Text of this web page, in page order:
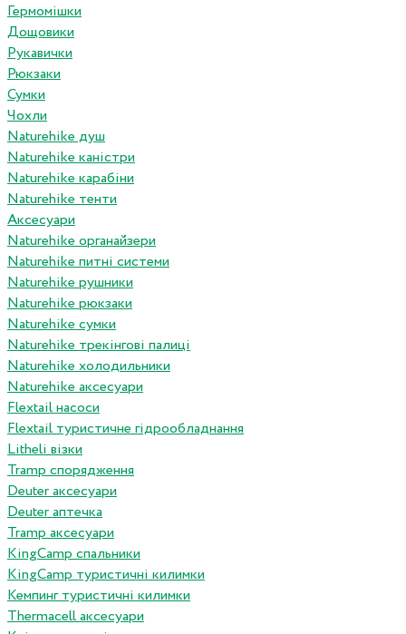
Гермомішки
Дощовики
Рукавички
Рюкзаки
Сумки
Чохли
Naturehike душ
Naturehike каністри
Naturehike карабіни
Naturehike тенти
Аксесуари
Naturehike органайзери
Naturehike питні системи
Naturehike рушники
Naturehike рюкзаки
Naturehike сумки
Naturehike трекінгові палиці
Naturehike холодильники
Naturehike аксесуари
Flextail насоси
Flextail туристичне гідрообладнання
Litheli візки
Tramp спорядження
Deuter аксесуари
Deuter аптечка
Tramp аксесуари
KingCamp спальники
KingCamp туристичні килимки
Кемпинг туристичні килимки
Thermacell аксесуари